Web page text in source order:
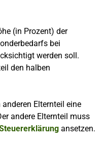
(in Prozent) der
bei
werden soll.
den halben
Elternteil eine
andere Elternteil muss
ansetzen.